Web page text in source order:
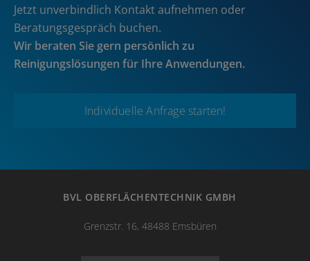
Jetzt unverbindlich Kontakt aufnehmen oder
Beratungsgespräch buchen.
Wir beraten Sie gern persönlich zu
Reinigungslösungen für Ihre Anwendungen.
Individuelle Anfrage starten!
BVL OBERFLÄCHENTECHNIK GMBH
Grenzstr. 16, 48488 Emsbüren